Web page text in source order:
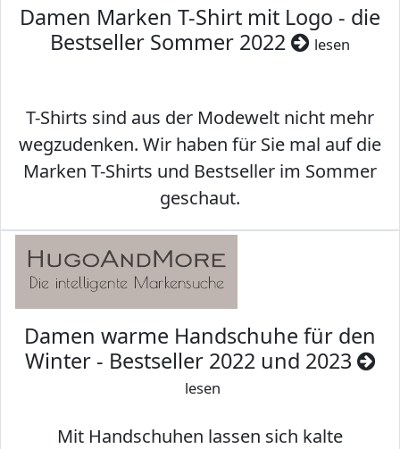
Damen Marken T-Shirt mit Logo - die
Bestseller Sommer 2022
lesen
T-Shirts sind aus der Modewelt nicht mehr
wegzudenken. Wir haben für Sie mal auf die
Marken T-Shirts und Bestseller im Sommer
geschaut.
Damen warme Handschuhe für den
Winter - Bestseller 2022 und 2023
lesen
Mit Handschuhen lassen sich kalte